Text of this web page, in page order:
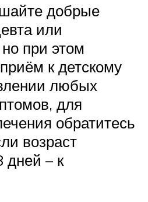
добрые
или
при этом
к детскому
любых
для
обратитесь
возраст
дней – к